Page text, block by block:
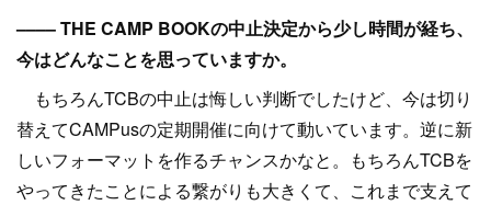
–––– THE CAMP BOOKの中止決定から少し時間が経ち、
今はどんなことを思っていますか。
もちろんTCBの中止は悔しい判断でしたけど、今は切り
替えてCAMPusの定期開催に向けて動いています。逆に新
しいフォーマットを作るチャンスかなと。もちろんTCBを
やってきたことによる繋がりも大きくて、これまで支えて